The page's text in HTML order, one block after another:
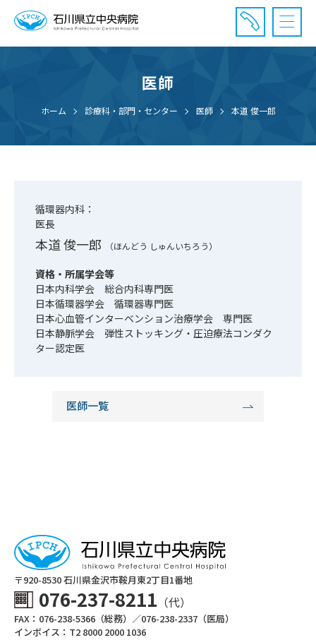
診療受付時間：午前8時20分〜午前11時20分まで
医師
ホーム 診療科・部門・センター 医師 本道 俊一郎
循環器内科：
医長
本道 俊一郎 （ほんどう しゅんいちろう）
資格・所属学会等
日本内科学会 総合内科専門医
日本循環器学会 循環器専門医
日本心血管インターベンション治療学会 専門医
日本静脈学会 弾性ストッキング・圧迫療法コンダク
ター認定医
医師一覧
〒920-8530 ⽯川県⾦沢市鞍⽉東2丁⽬1番地
076-237-8211 （代）
FAX：076-238-5366（総務）／076-238-2337（医局）
インボイス：T2 8000 2000 1036